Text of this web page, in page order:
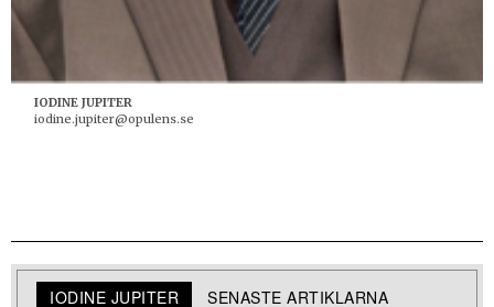
IODINE JUPITER
iodine.jupiter@opulens.se
IODINE JUPITER SENASTE ARTIKLARNA